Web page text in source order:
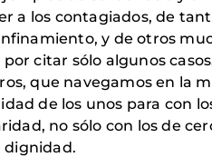
a los contagiados, de
y de otros
citar sólo algunos
que navegamos en la
de los unos para con
no sólo con los de
dignidad.